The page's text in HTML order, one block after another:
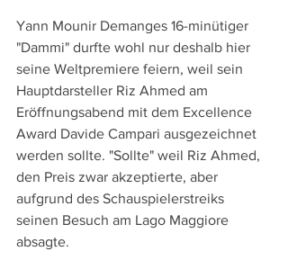
Yann Mounir Demanges 16-minütiger
"Dammi" durfte wohl nur deshalb hier
seine Weltpremiere feiern, weil sein
Hauptdarsteller Riz Ahmed am
Eröffnungsabend mit dem Excellence
Award Davide Campari ausgezeichnet
werden sollte. "Sollte" weil Riz Ahmed,
den Preis zwar akzeptierte, aber
aufgrund des Schauspielerstreiks
seinen Besuch am Lago Maggiore
absagte.